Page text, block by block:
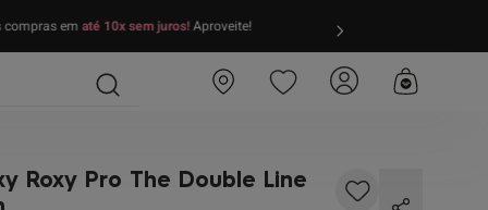
compras ematé 10x sem juros!Aproveite!
Roxy Pro The Double Line